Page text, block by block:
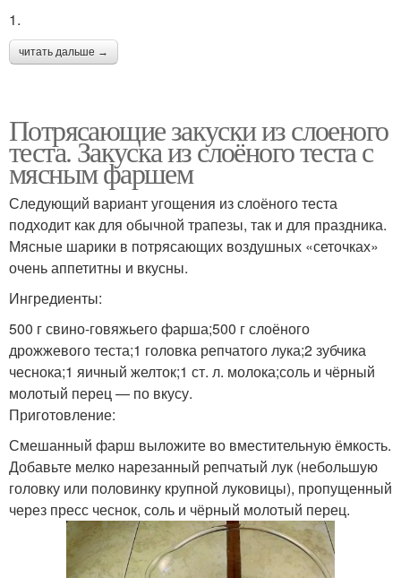
1.
читать дальше →
Потрясающие закуски из слоеного
теста. Закуска из слоёного теста с
мясным фаршем
Следующий вариант угощения из слоёного теста
подходит как для обычной трапезы, так и для праздника.
Мясные шарики в потрясающих воздушных «сеточках»
очень аппетитны и вкусны.
Ингредиенты:
500 г свино-говяжьего фарша;500 г слоёного
дрожжевого теста;1 головка репчатого лука;2 зубчика
чеснока;1 яичный желток;1 ст. л. молока;соль и чёрный
молотый перец — по вкусу.
Приготовление:
Смешанный фарш выложите во вместительную ёмкость.
Добавьте мелко нарезанный репчатый лук (небольшую
головку или половинку крупной луковицы), пропущенный
через пресс чеснок, соль и чёрный молотый перец.